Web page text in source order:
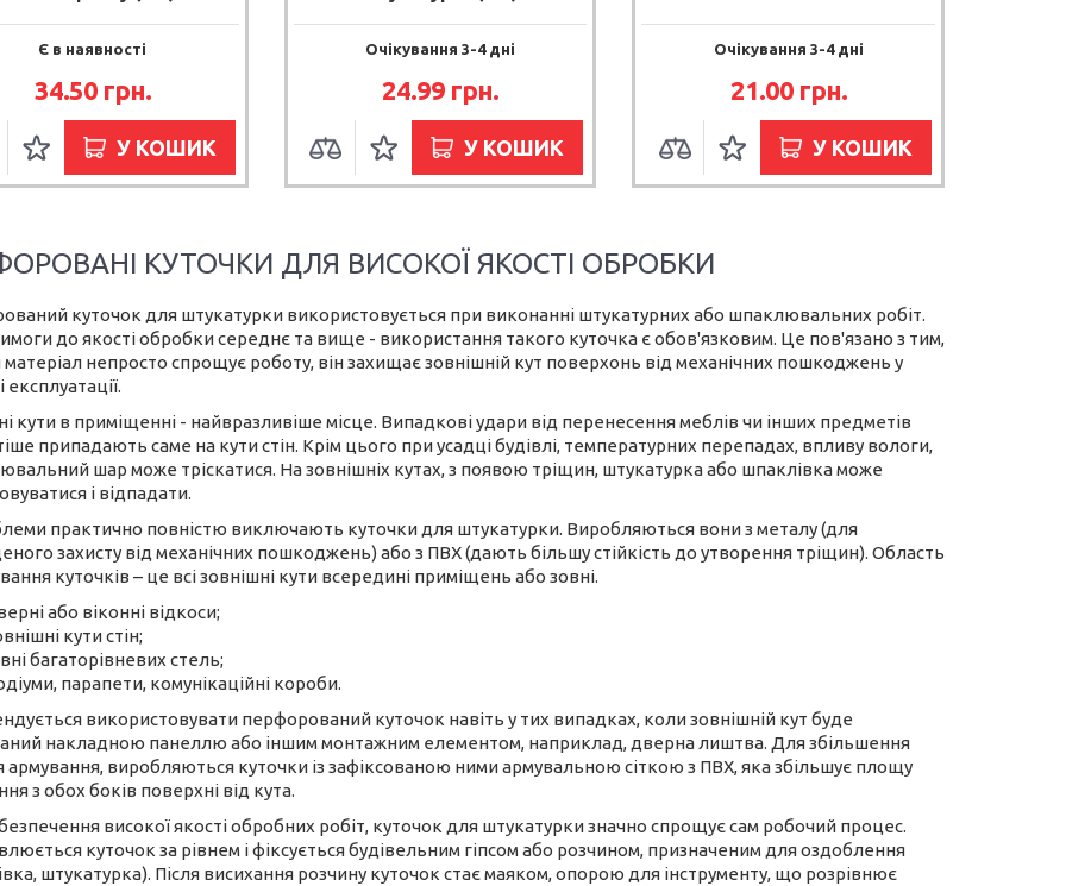
Є в наявності
34.50 грн.
У КОШИК
Очікування 3-4 дні
24.99 грн.
У КОШИК
Очікування 3-4 дні
21.00 грн.
У КОШИК
КУТОЧКИ ДЛЯ ВИСОКОЇ ЯКОСТІ ОБРОБКИ
куточок для штукатурки використовується при виконанні штукатурних або шпаклювальних робіт.
до якості обробки середнє та вище - використання такого куточка є обов'язковим. Це пов'язано з тим,
непросто спрощує роботу, він захищає зовнішній кут поверхонь від механічних пошкоджень у
експлуатації.
кути в приміщенні - найвразливіше місце. Випадкові удари від перенесення меблів чи інших предметів
припадають саме на кути стін. Крім цього при усадці будівлі, температурних перепадах, впливу вологи,
шар може тріскатися. На зовнішніх кутах, з появою тріщин, штукатурка або шпаклівка може
і відпадати.
практично повністю виключають куточки для штукатурки. Виробляються вони з металу (для
захисту від механічних пошкоджень) або з ПВХ (дають більшу стійкість до утворення тріщин). Область
куточків – це всі зовнішні кути всередині приміщень або зовні.
або віконні відкоси;
кути стін;
багаторівневих стель;
парапети, комунікаційні короби.
використовувати перфорований куточок навіть у тих випадках, коли зовнішній кут буде
накладною панеллю або іншим монтажним елементом, наприклад, дверна лиштва. Для збільшення
армування, виробляються куточки із зафіксованою ними армувальною сіткою з ПВХ, яка збільшує площу
з обох боків поверхні від кута.
високої якості обробних робіт, куточок для штукатурки значно спрощує сам робочий процес.
куточок за рівнем і фіксується будівельним гіпсом або розчином, призначеним для оздоблення
штукатурка). Після висихання розчину куточок стає маяком, опорою для інструменту, що розрівнює